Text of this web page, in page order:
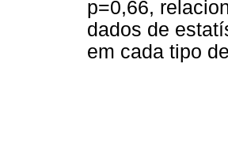
p=0,66,
dados de
em cada tipo